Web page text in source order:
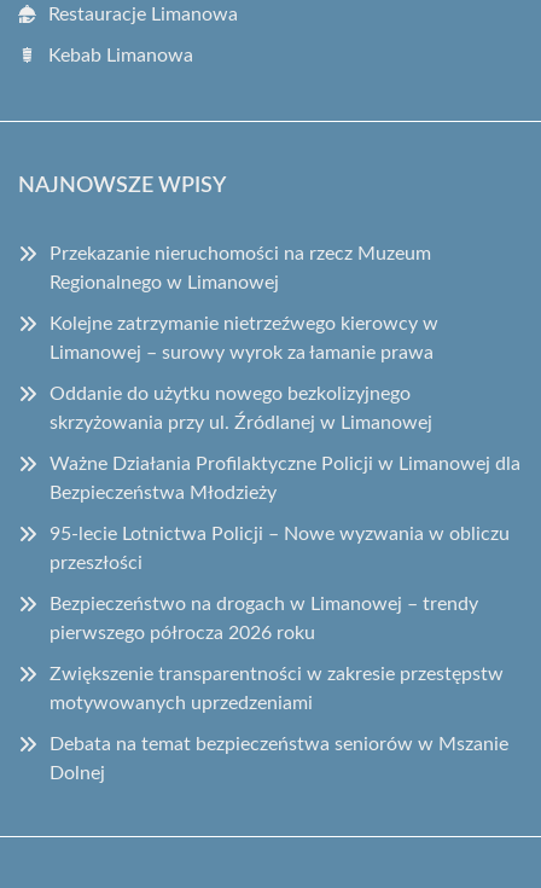
Restauracje Limanowa
Kebab Limanowa
NAJNOWSZE WPISY
Przekazanie nieruchomości na rzecz Muzeum
Regionalnego w Limanowej
Kolejne zatrzymanie nietrzeźwego kierowcy w
Limanowej – surowy wyrok za łamanie prawa
Oddanie do użytku nowego bezkolizyjnego
skrzyżowania przy ul. Źródlanej w Limanowej
Ważne Działania Profilaktyczne Policji w Limanowej dla
Bezpieczeństwa Młodzieży
95-lecie Lotnictwa Policji – Nowe wyzwania w obliczu
przeszłości
Bezpieczeństwo na drogach w Limanowej – trendy
pierwszego półrocza 2026 roku
Zwiększenie transparentności w zakresie przestępstw
motywowanych uprzedzeniami
Debata na temat bezpieczeństwa seniorów w Mszanie
Dolnej